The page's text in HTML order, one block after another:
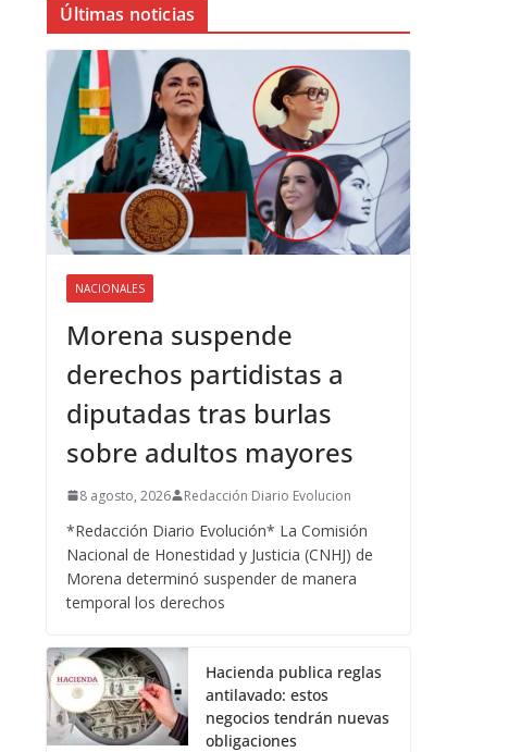
Últimas noticias
NACIONALES
Morena suspende
derechos partidistas a
diputadas tras burlas
sobre adultos mayores
8 agosto, 2026 Redacción Diario Evolucion
*Redacción Diario Evolución* La Comisión
Nacional de Honestidad y Justicia (CNHJ) de
Morena determinó suspender de manera
temporal los derechos
Hacienda publica reglas
antilavado: estos
negocios tendrán nuevas
obligaciones